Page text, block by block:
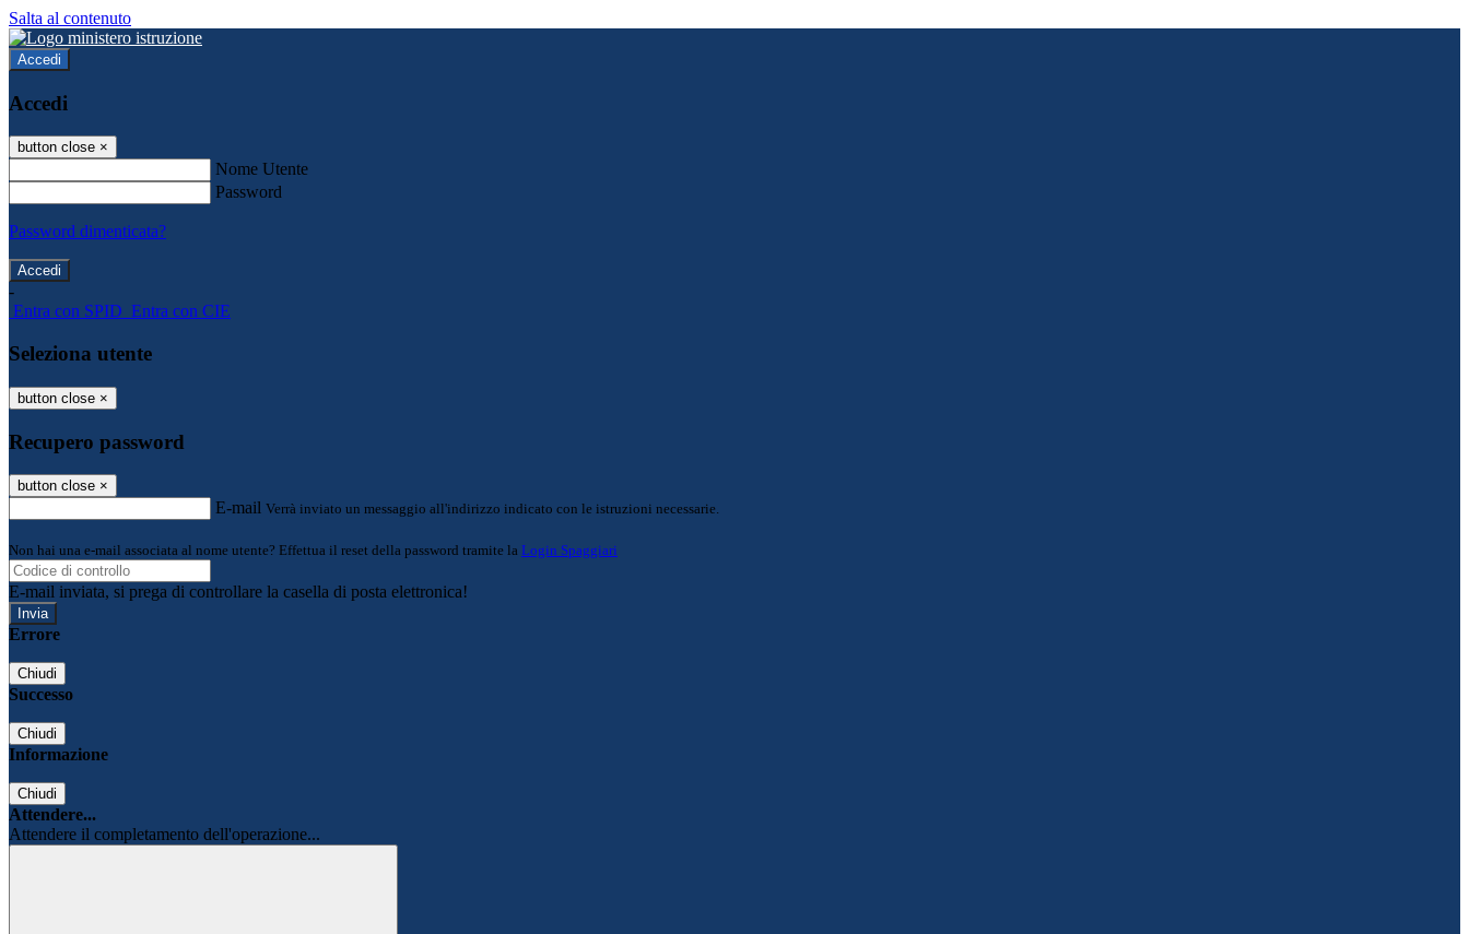
Salta al contenuto
Accedi
Accedi
button close ×
Nome Utente
Password
Password dimenticata?
-
Entra con SPID Entra con CIE
Seleziona utente
button close ×
Recupero password
button close ×
E-mail Verrà inviato un messaggio all'indirizzo indicato con le istruzioni necessarie.
Non hai una e-mail associata al nome utente? Effettua il reset della password tramite la Login Spaggiari
E-mail inviata, si prega di controllare la casella di posta elettronica!
Errore
Chiudi
Successo
Chiudi
Informazione
Chiudi
Attendere...
Attendere il completamento dell'operazione...